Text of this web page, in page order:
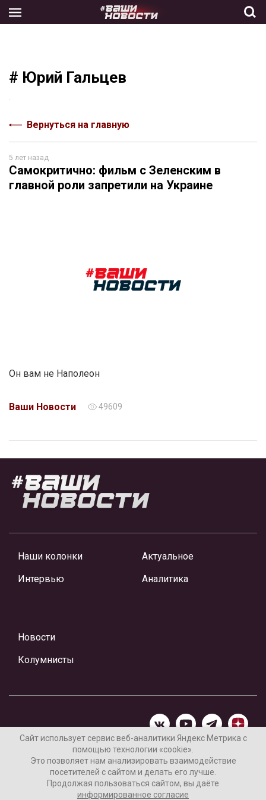
the
# Юрий Гальцев
Вернуться на главную
5 лет назад
Самокритично: фильм с Зеленским в
главной роли запретили на Украине
Он вам не Наполеон
Ваши Новости 49609
Наши колонки
Интервью
Актуальное
Аналитика
Новости
Колумнисты
Материалы предоставлены редакцией Интернет-газеты
«Ваши новости»
Нашли ошибку? Выделите ее и нажмите Ctrl+Enter
Сайт использует сервис веб-аналитики Яндекс Метрика с
помощью технологии «cookie».
Это позволяет нам анализировать взаимодействие
посетителей с сайтом и делать его лучше.
Продолжая пользоваться сайтом, вы даёте
информированное согласие